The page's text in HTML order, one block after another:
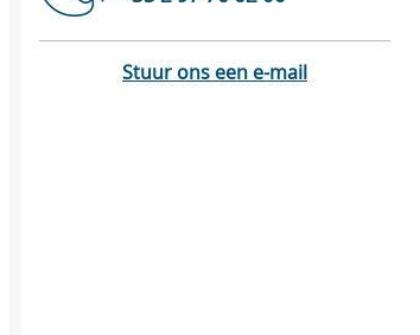
Stuur ons een e-mail